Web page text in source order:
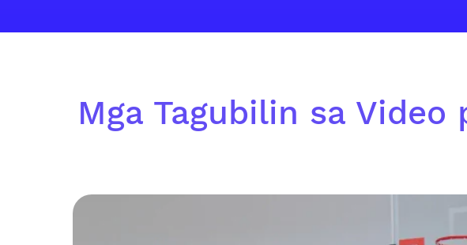
Mga Tagubilin sa